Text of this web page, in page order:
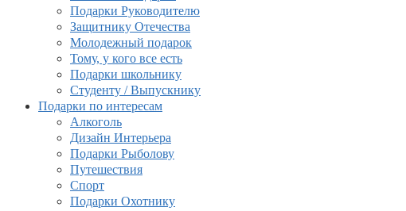
Подарки Руководителю
Защитнику Отечества
Молодежный подарок
Тому, у кого все есть
Подарки школьнику
Студенту / Выпускнику
Подарки по интересам
Алкоголь
Дизайн Интерьера
Подарки Рыболову
Путешествия
Спорт
Подарки Охотнику